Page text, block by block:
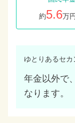
約5.6万
ゆとりあるセ
年金以外で
なります。